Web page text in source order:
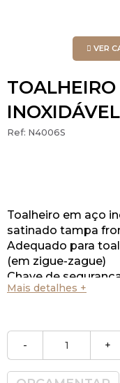
VER
TOALHEIRO
Ref: N4006S
Toalheiro em aço
satinado tampa
Adequado para
(em zigue-zague)
Chave de
Com visualizador
Mais detalhes +
- +